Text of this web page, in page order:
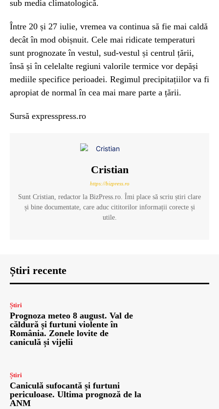
sub media climatologică.
Între 20 și 27 iulie, vremea va continua să fie mai caldă
decât în mod obișnuit. Cele mai ridicate temperaturi
sunt prognozate în vestul, sud-vestul și centrul țării,
însă și în celelalte regiuni valorile termice vor depăși
mediile specifice perioadei. Regimul precipitațiilor va fi
apropiat de normal în cea mai mare parte a țării.
Sursă expresspress.ro
Cristian
https://bizpress.ro
Sunt Cristian, redactor la BizPress.ro. Îmi place să scriu știri clare
și bine documentate, care aduc cititorilor informații corecte și
utile.
Știri recente
Știri
Prognoza meteo 8 august. Val de
căldură și furtuni violente în
România. Zonele lovite de
caniculă și vijelii
Știri
Caniculă sufocantă și furtuni
periculoase. Ultima prognoză de la
ANM